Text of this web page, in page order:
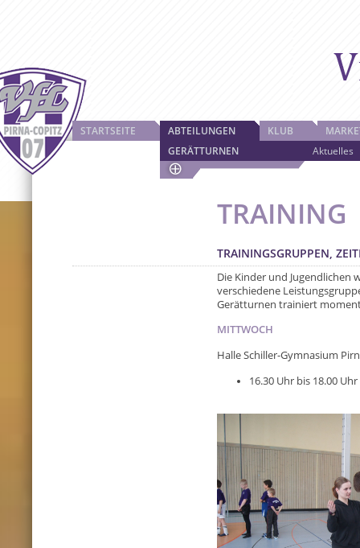
STARTSEITE
ABTEILUNGEN
GERÄTTURNEN
Aktuelles
KLUB
TRAINING
TRAININGSGRUPPEN,
Die Kinder und Jugendlichen
verschiedene
Gerätturnen trainiert
MITTWOCH
Halle Schiller-Gymnasium
16.30 Uhr bis 18.00 Uhr